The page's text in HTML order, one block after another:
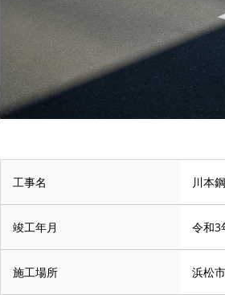
工事名 川本
竣工年月 令和3
施工場所 浜松